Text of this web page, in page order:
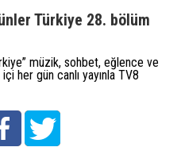
Türkiye 28. bölüm
müzik, sohbet, eğlence ve
her gün canlı yayınla TV8